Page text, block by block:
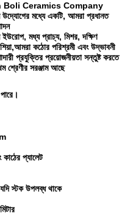
Boli Ceramics Company
উদ্যোগের মধ্যে একটি, আমরা প্রধানত
ইউরোপ, মধ্য প্রাচ্য, মিশর, দক্ষিণ
কঠোর পরিশ্রমী এবং উদ্ভাবনী
প্রযুক্তির প্রয়োজনীয়তা সন্তুষ্ট করতে
শ্রেণীর সরঞ্জাম আছে
কাঠের প্যালেট
স্টক উপলব্ধ থাকে